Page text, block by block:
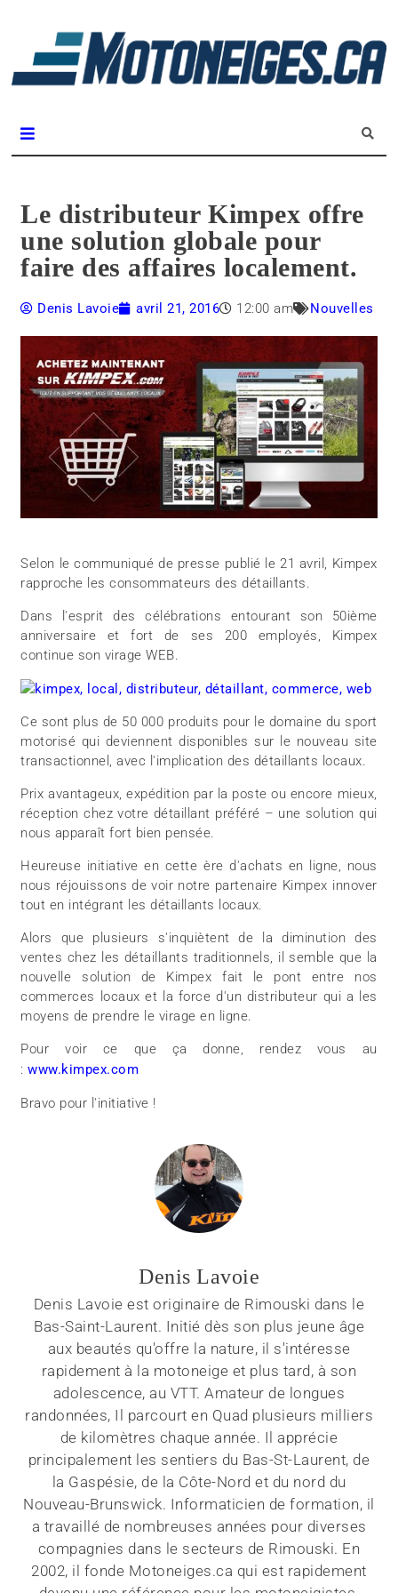
Le distributeur Kimpex offre
une solution globale pour
faire des affaires localement.
Denis Lavoie avril 21, 2016 12:00 am Nouvelles
Selon le communiqué de presse publié le 21 avril, Kimpex
rapproche les consommateurs des détaillants.
Dans l'esprit des célébrations entourant son 50ième
anniversaire et fort de ses 200 employés, Kimpex
continue son virage WEB.
Ce sont plus de 50 000 produits pour le domaine du sport
motorisé qui deviennent disponibles sur le nouveau site
transactionnel, avec l'implication des détaillants locaux.
Prix avantageux, expédition par la poste ou encore mieux,
réception chez votre détaillant préféré – une solution qui
nous apparaît fort bien pensée.
Heureuse initiative en cette ère d'achats en ligne, nous
nous réjouissons de voir notre partenaire Kimpex innover
tout en intégrant les détaillants locaux.
Alors que plusieurs s'inquiètent de la diminution des
ventes chez les détaillants traditionnels, il semble que la
nouvelle solution de Kimpex fait le pont entre nos
commerces locaux et la force d'un distributeur qui a les
moyens de prendre le virage en ligne.
Pour voir ce que ça donne, rendez vous au
:www.kimpex.com
Bravo pour l'initiative !
Denis Lavoie
Denis Lavoie est originaire de Rimouski dans le
Bas-Saint-Laurent. Initié dès son plus jeune âge
aux beautés qu'offre la nature, il s'intéresse
rapidement à la motoneige et plus tard, à son
adolescence, au VTT. Amateur de longues
randonnées, Il parcourt en Quad plusieurs milliers
de kilomètres chaque année. Il apprécie
principalement les sentiers du Bas-St-Laurent, de
la Gaspésie, de la Côte-Nord et du nord du
Nouveau-Brunswick. Informaticien de formation, il
a travaillé de nombreuses années pour diverses
compagnies dans le secteurs de Rimouski. En
2002, il fonde Motoneiges.ca qui est rapidement